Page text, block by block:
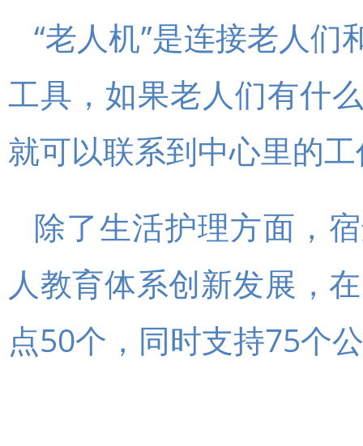
“老人机”是连接老人
工具，如果老人们有什
就可以联系到中心里的
除了生活护理方面，
人教育体系创新发展，
点50个，同时支持75个